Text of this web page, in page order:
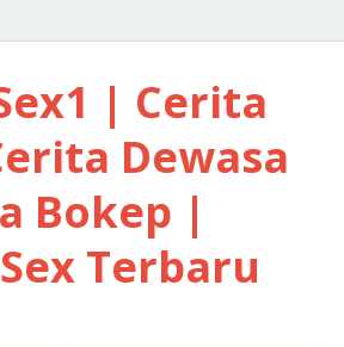
| Cerita
Dewasa
Bokep |
Terbaru